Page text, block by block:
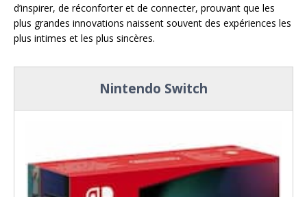
d’inspirer, de réconforter et de connecter, prouvant que les
plus grandes innovations naissent souvent des expériences les
plus intimes et les plus sincères.
Nintendo Switch